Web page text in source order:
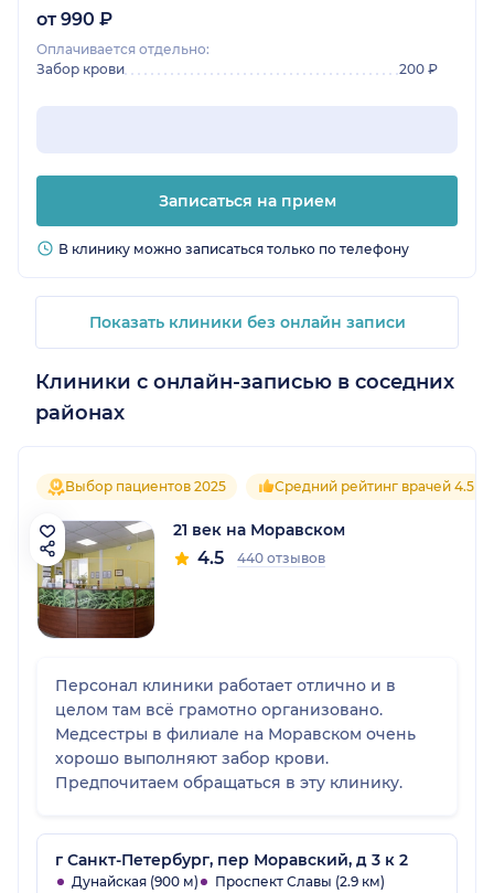
от 990 ₽
Оплачивается отдельно:
Забор крови
200 ₽
Записаться на прием
В клинику можно записаться только по телефону
Показать клиники без онлайн записи
Клиники с онлайн-записью в соседних
районах
Выбор пациентов 2025 Средний рейтинг врачей 4.5
21 век на Моравском
4.5 440 отзывов
Персонал клиники работает отлично и в
целом там всё грамотно организовано.
Медсестры в филиале на Моравском очень
хорошо выполняют забор крови.
Предпочитаем обращаться в эту клинику.
г Санкт-Петербург, пер Моравский, д 3 к 2
Дунайская (900 м) Проспект Славы (2.9 км)